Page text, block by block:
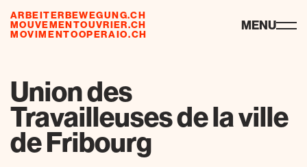
ARBEITERBEWEGUNG.CH
MOUVEMENTOUVRIER.CH
MOVIMENTOOPERAIO.CH
risorse MENU
Union des
Travailleuses de la ville
de Fribourg